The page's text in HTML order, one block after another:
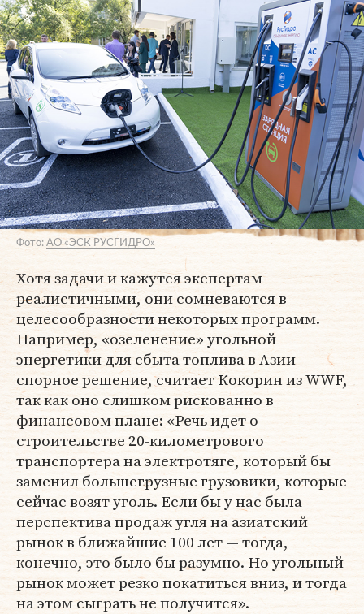
Фото: АО «ЭСК РУСГИДРО»
Хотя задачи и кажутся экспертам
реалистичными, они сомневаются в
целесообразности некоторых программ.
Например, «озеленение» угольной
энергетики для сбыта топлива в Азии —
спорное решение, считает Кокорин из WWF,
так как оно слишком рискованно в
финансовом плане: «Речь идет о
строительстве 20-километрового
транспортера на электротяге, который бы
заменил большегрузные грузовики, которые
сейчас возят уголь. Если бы у нас была
перспектива продаж угля на азиатский
рынок в ближайшие 100 лет — тогда,
конечно, это было бы разумно. Но угольный
рынок может резко покатиться вниз, и тогда
на этом сыграть не получится».